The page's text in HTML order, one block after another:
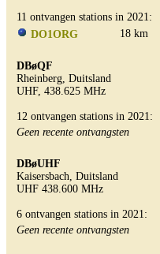
11 ontvangen stations in 2021:
DO1ORG
18 km
DBøQF
Rheinberg, Duitsland
UHF, 438.625 MHz
12 ontvangen stations in 2021:
Geen recente ontvangsten
DBøUHF
Kaisersbach, Duitsland
UHF 438.600 MHz
6 ontvangen stations in 2021:
Geen recente ontvangsten